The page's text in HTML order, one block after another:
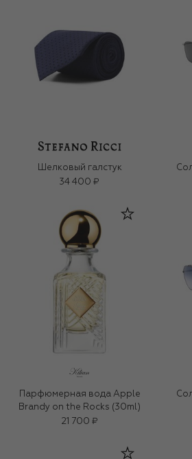
Шелковый галстук
34 400 ₽
Парфюмерная вода Apple
Brandy on the Rocks (30ml)
21 700 ₽